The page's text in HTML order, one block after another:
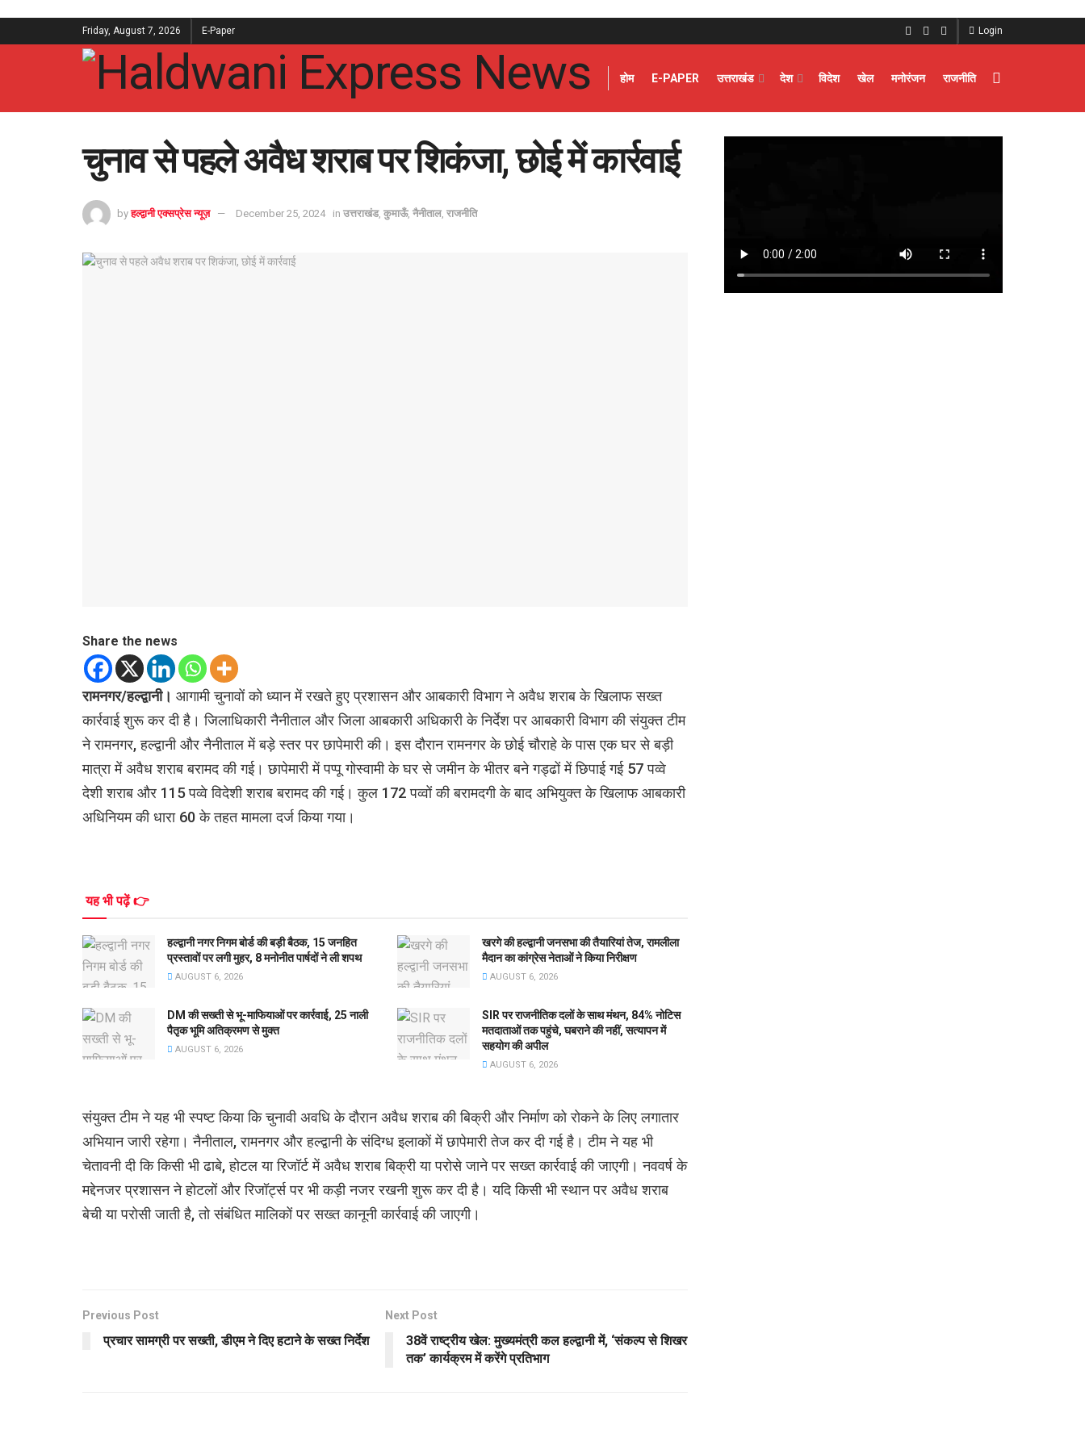
Friday, August 7, 2026 E-Paper Login
होम E-PAPER उत्तराखंड देश विदेश खेल मनोरंजन राजनीति
चुनाव से पहले अवैध शराब पर शिकंजा, छोई में कार्रवाई
by हल्द्वानी एक्सप्रेस न्यूज़ December 25, 2024 in उत्तराखंड, कुमाऊँ, नैनीताल राजनीति
Share the news
रामनगर/हल्द्वानी। आगामी चुनावों को ध्यान में रखते हुए प्रशासन और आबकारी विभाग ने अवैध शराब के खिलाफ सख्त
कार्रवाई शुरू कर दी है। जिलाधिकारी नैनीताल और जिला आबकारी अधिकारी के निर्देश पर आबकारी विभाग की संयुक्त टीम
ने रामनगर, हल्द्वानी और नैनीताल में बड़े स्तर पर छापेमारी की। इस दौरान रामनगर के छोई चौराहे के पास एक घर से बड़ी
मात्रा में अवैध शराब बरामद की गई। छापेमारी में पप्पू गोस्वामी के घर से जमीन के भीतर बने गड्ढों में छिपाई गई 57 पव्वे
देशी शराब और 115 पव्वे विदेशी शराब बरामद की गई। कुल 172 पव्वों की बरामदगी के बाद अभियुक्त के खिलाफ आबकारी
अधिनियम की धारा 60 के तहत मामला दर्ज किया गया।
यह भी पढ़ें 👉
हल्द्वानी नगर निगम बोर्ड की बड़ी बैठक, 15 जनहित
प्रस्तावों पर लगी मुहर, 8 मनोनीत पार्षदों ने ली शपथ
AUGUST 6, 2026
खरगे की हल्द्वानी जनसभा की तैयारियां तेज, रामलीला
मैदान का कांग्रेस नेताओं ने किया निरीक्षण
AUGUST 6, 2026
DM की सख्ती से भू-माफियाओं पर कार्रवाई, 25 नाली
पैतृक भूमि अतिक्रमण से मुक्त
AUGUST 6, 2026
SIR पर राजनीतिक दलों के साथ मंथन, 84% नोटिस
मतदाताओं तक पहुंचे, घबराने की नहीं, सत्यापन में
सहयोग की अपील
AUGUST 6, 2026
संयुक्त टीम ने यह भी स्पष्ट किया कि चुनावी अवधि के दौरान अवैध शराब की बिक्री और निर्माण को रोकने के लिए लगातार
अभियान जारी रहेगा। नैनीताल, रामनगर और हल्द्वानी के संदिग्ध इलाकों में छापेमारी तेज कर दी गई है। टीम ने यह भी
चेतावनी दी कि किसी भी ढाबे, होटल या रिजॉर्ट में अवैध शराब बिक्री या परोसे जाने पर सख्त कार्रवाई की जाएगी। नववर्ष के
मद्देनजर प्रशासन ने होटलों और रिजॉर्ट्स पर भी कड़ी नजर रखनी शुरू कर दी है। यदि किसी भी स्थान पर अवैध शराब
बेची या परोसी जाती है, तो संबंधित मालिकों पर सख्त कानूनी कार्रवाई की जाएगी।
Previous Post
प्रचार सामग्री पर सख्ती, डीएम ने दिए हटाने के सख्त निर्देश
Next Post
38वें राष्ट्रीय खेल: मुख्यमंत्री कल हल्द्वानी में, ‘संकल्प से शिखर
तक’ कार्यक्रम में करेंगे प्रतिभाग